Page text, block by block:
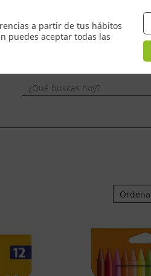
a partir de tus hábitos
puedes aceptar todas las
¿Qué buscas hoy?